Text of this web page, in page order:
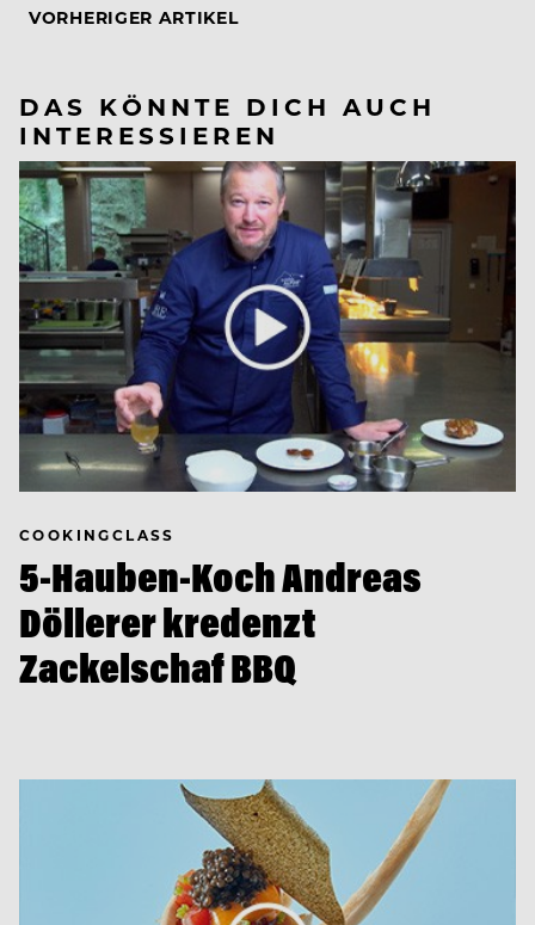
VORHERIGER ARTIKEL
DAS KÖNNTE DICH AUCH
INTERESSIEREN
COOKINGCLASS
5-Hauben-Koch Andreas
Döllerer kredenzt
Zackelschaf BBQ